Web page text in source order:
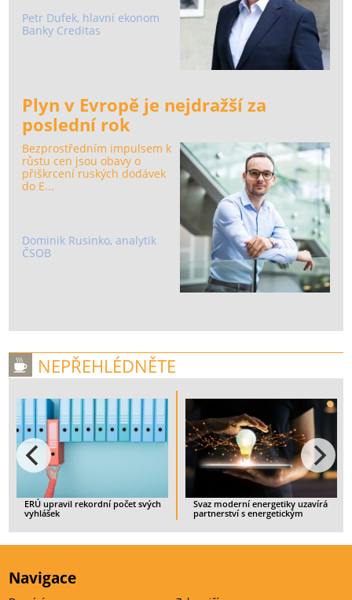
Petr Dufek, hlavní ekonom
Banky Creditas
Plyn v Evropě je nejdražší za
poslední rok
Bezprostředním impulsem k
růstu cen jsou obavy o
přiškrcení ruských dodávek
do E...
Dominik Rusinko, analytik
ČSOB
NEPŘEHLÉDNĚTE
rekordní počet svých
Svaz moderní energetiky uzavírá
partnerství s energetickým
startupem IQstat
> CELÝ ČLÁNEK
ukončit
> CELÝ
Navigace